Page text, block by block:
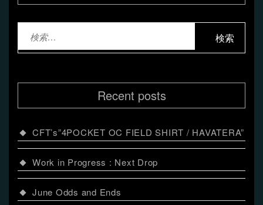
ゲ
ー
シ
ョ
Recent posts
CFT’s”4POCKET OC FIELD SHIRT / HAVATERA”
Work in Progress : Next Drop
June Odds and Ends